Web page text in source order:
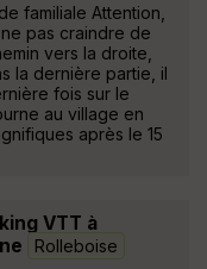
familiale Attention,
pas craindre de
vers la droite,
la dernière partie, il
fois sur le
au village en
après le 15
VTT à
Rolleboise